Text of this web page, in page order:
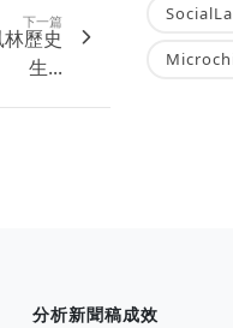
下一篇
歷史
生...
分析新聞稿成效